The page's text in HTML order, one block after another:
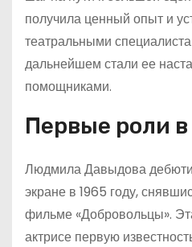
получила ценный опыт и
театральными
дальнейшем стали ее
помощниками.
Первые роли
Людмила Давыдова
экране в 1965 году,
фильме «Добровольцы».
актрисе первую